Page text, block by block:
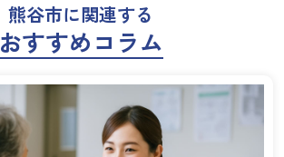
熊谷市に関連する
おすすめコラム